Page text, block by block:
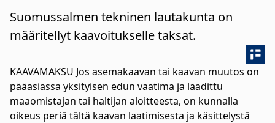
Suomussalmen tekninen lautakunta on
määritellyt kaavoitukselle taksat.
KAAVAMAKSU Jos asemakaavan tai kaavan muutos on
pääasiassa yksityisen edun vaatima ja laadittu
maaomistajan tai haltijan aloitteesta, on kunnalla
oikeus periä tältä kaavan laatimisesta ja käsittelystä